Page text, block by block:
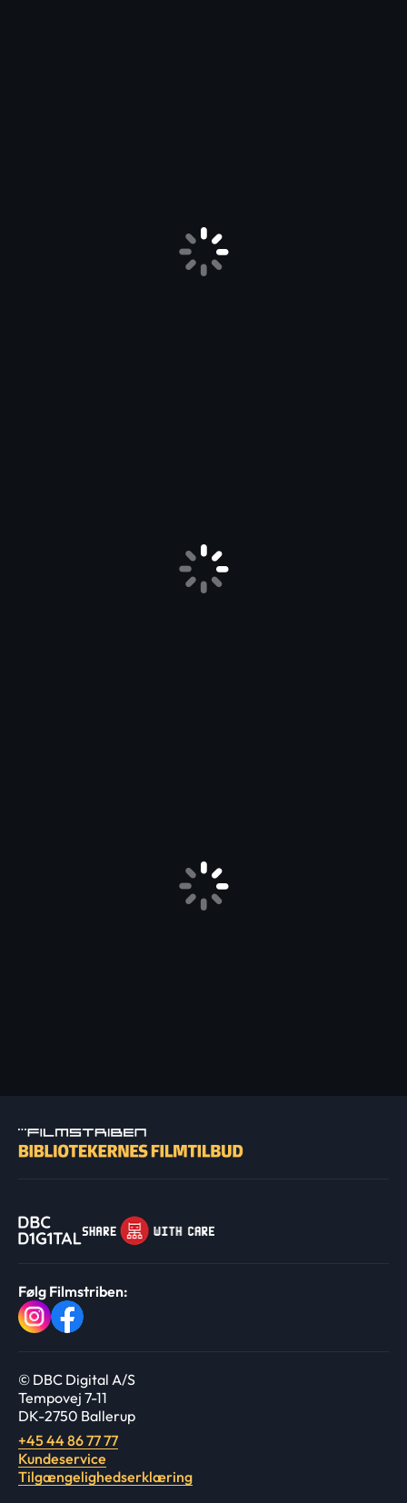
Følg Filmstriben:
© DBC Digital A/S
Tempovej 7-11
DK-2750 Ballerup
+45 44 86 77 77
Kundeservice
Tilgængelighedserklæring